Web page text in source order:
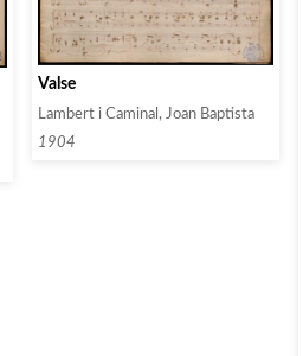
Valse
Lambert i Caminal, Joan Baptista
1904